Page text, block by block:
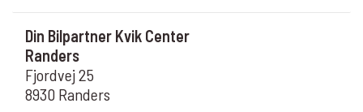
Din Bilpartner Kvik Center
Randers
Fjordvej 25
8930 Randers